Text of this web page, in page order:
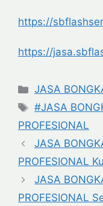
https://
https://
Categories
JASA
Tags
#JASA
PROFESIONAL
JASA
PROFESIONAL
JASA
PROFESIONAL